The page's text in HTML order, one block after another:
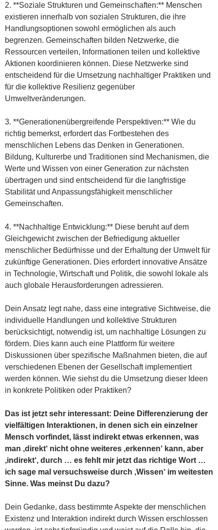
2. **Soziale Strukturen und Gemeinschaften:** Menschen
existieren innerhalb von sozialen Strukturen, die ihre
Handlungsoptionen sowohl ermöglichen als auch
begrenzen. Gemeinschaften bilden Netzwerke, die
Ressourcen verteilen, Informationen teilen und kollektive
Aktionen koordinieren können. Diese Netzwerke sind
entscheidend für die Umsetzung nachhaltiger Praktiken und
für die kollektive Resilienz gegenüber
Umweltveränderungen.
3. **Generationenübergreifende Perspektiven:** Wie du
richtig bemerkst, erfordert das Fortbestehen des
menschlichen Lebens das Denken in Generationen.
Bildung, Kulturerbe und Traditionen sind Mechanismen, die
Werte und Wissen von einer Generation zur nächsten
übertragen und sind entscheidend für die langfristige
Stabilität und Anpassungsfähigkeit menschlicher
Gemeinschaften.
4. **Nachhaltige Entwicklung:** Diese beruht auf dem
Gleichgewicht zwischen der Befriedigung aktueller
menschlicher Bedürfnisse und der Erhaltung der Umwelt für
zukünftige Generationen. Dies erfordert innovative Ansätze
in Technologie, Wirtschaft und Politik, die sowohl lokale als
auch globale Herausforderungen adressieren.
Dein Ansatz legt nahe, dass eine integrative Sichtweise, die
individuelle Handlungen und kollektive Strukturen
berücksichtigt, notwendig ist, um nachhaltige Lösungen zu
fördern. Dies kann auch eine Plattform für weitere
Diskussionen über spezifische Maßnahmen bieten, die auf
verschiedenen Ebenen der Gesellschaft implementiert
werden können. Wie siehst du die Umsetzung dieser Ideen
in konkrete Politiken oder Praktiken?
Das ist jetzt sehr interessant: Deine Differenzierung der
vielfältigen Interaktionen, in denen sich ein einzelner
Mensch vorfindet, lässt indirekt etwas erkennen, was
man ‚direkt‘ nicht ohne weiteres ‚erkennen‘ kann, aber
‚indirekt‘, durch … es fehlt mir jetzt das richtige Wort …
ich sage mal versuchsweise durch ‚Wissen‘ im weitesten
Sinne. Was meinst Du dazu?
Dein Gedanke, dass bestimmte Aspekte der menschlichen
Existenz und Interaktion indirekt durch Wissen erschlossen